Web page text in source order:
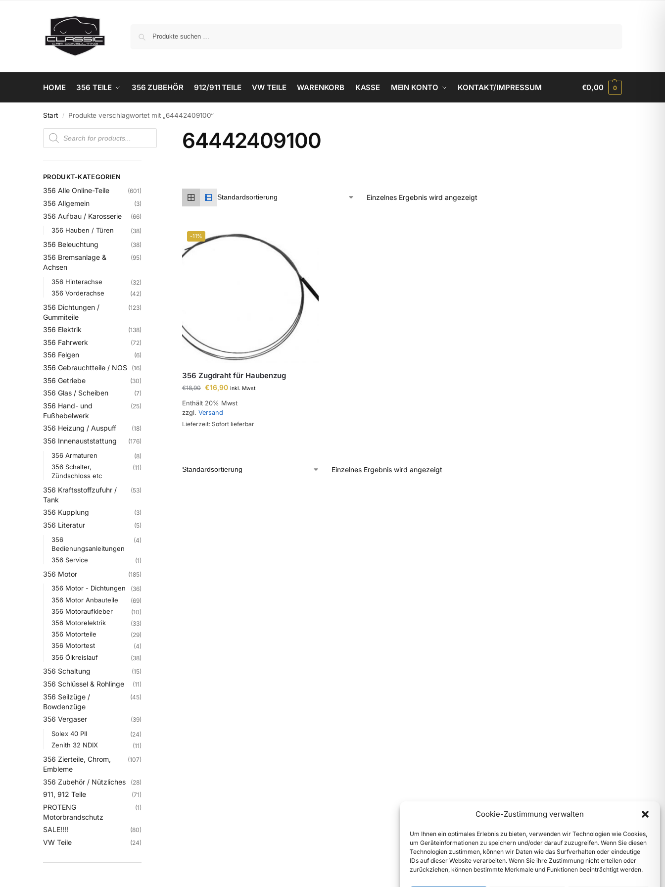
Cookie-Zustimmung verwalten
Um Ihnen ein optimales Erlebnis zu bieten, verwenden wir Technologien wie Cookies,
um Geräteinformationen zu speichern und/oder darauf zuzugreifen. Wenn Sie diesen
Technologien zustimmen, können wir Daten wie das Surfverhalten oder eindeutige
IDs auf dieser Website verarbeiten. Wenn Sie ihre Zustimmung nicht erteilen oder
zurückziehen, können bestimmte Merkmale und Funktionen beeinträchtigt werden.
HOME 356 TEILE 356 ZUBEHÖR 912/911 TEILE VW TEILE WARENKORB KASSE MEIN KONTO KONTAKT/IMPRESSUM €0,00 0
Start / Produkte verschlagwortet mit „64442409100“
64442409100
Einzelnes Ergebnis wird angezeigt
-11%
356 Zugdraht für Haubenzug
€18,90 €16,90 inkl. Mwst
Enthält 20% Mwst
zzgl. Versand
Lieferzeit: Sofort lieferbar
Einzelnes Ergebnis wird angezeigt
PRODUKT-KATEGORIEN
356 Alle Online-Teile (601)
356 Allgemein (3)
356 Aufbau / Karosserie (66)
356 Hauben / Türen (38)
356 Beleuchtung (38)
356 Bremsanlage &
Achsen
(95)
356 Hinterachse (32)
356 Vorderachse (42)
356 Dichtungen /
Gummiteile
(123)
356 Elektrik (138)
356 Fahrwerk (72)
356 Felgen (6)
356 Gebrauchtteile / NOS (16)
356 Getriebe (30)
356 Glas / Scheiben (7)
356 Hand- und
Fußhebelwerk
(25)
356 Heizung / Auspuff (18)
356 Innenauststattung (176)
356 Armaturen (8)
356 Schalter,
Zündschloss etc
(11)
356 Kraftsstoffzufuhr /
Tank
(53)
356 Kupplung (3)
356 Literatur (5)
356
Bedienungsanleitungen
(4)
356 Service (1)
356 Motor (185)
356 Motor - Dichtungen (36)
356 Motor Anbauteile (69)
356 Motoraufkleber (10)
356 Motorelektrik (33)
356 Motorteile (29)
356 Motortest (4)
356 Ölkreislauf (38)
356 Schaltung (15)
356 Schlüssel & Rohlinge (11)
356 Seilzüge /
Bowdenzüge
(45)
356 Vergaser (39)
Solex 40 PII (24)
Zenith 32 NDIX (11)
356 Zierteile, Chrom,
Embleme
(107)
356 Zubehör / Nützliches (28)
911, 912 Teile (71)
PROTENG
Motorbrandschutz
(1)
SALE!!!! (80)
VW Teile (24)